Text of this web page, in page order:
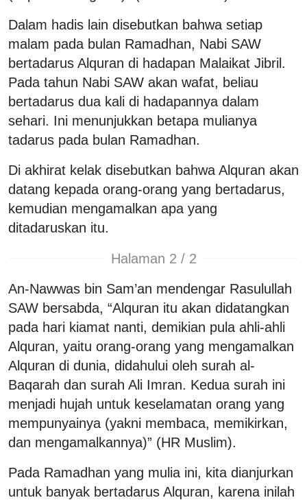
Dalam hadis lain disebutkan bahwa setiap
malam pada bulan Ramadhan, Nabi SAW
bertadarus Alquran di hadapan Malaikat Jibril.
Pada tahun Nabi SAW akan wafat, beliau
bertadarus dua kali di hadapannya dalam
sehari. Ini menunjukkan betapa mulianya
tadarus pada bulan Ramadhan.
Di akhirat kelak disebutkan bahwa Alquran akan
datang kepada orang-orang yang bertadarus,
kemudian mengamalkan apa yang
ditadaruskan itu.
Halaman 2 / 2
An-Nawwas bin Sam’an mendengar Rasulullah
SAW bersabda, “Alquran itu akan didatangkan
pada hari kiamat nanti, demikian pula ahli-ahli
Alquran, yaitu orang-orang yang mengamalkan
Alquran di dunia, didahului oleh surah al-
Baqarah dan surah Ali Imran. Kedua surah ini
menjadi hujah untuk keselamatan orang yang
mempunyainya (yakni membaca, memikirkan,
dan mengamalkannya)” (HR Muslim).
Pada Ramadhan yang mulia ini, kita dianjurkan
untuk banyak bertadarus Alquran, karena inilah